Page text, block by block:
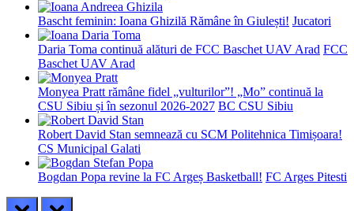
Bascht feminin: Ioana Ghizilă Rămâne în Giulești! Jucatori
Daria Toma continuă alături de FCC Baschet UAV Arad FCC
Baschet UAV Arad
Monyea Pratt rămâne fidel „vulturilor”! „Mo” continuă la
CSU Sibiu și în sezonul 2026-2027 BC CSU Sibiu
Robert David Stan semnează cu SCM Politehnica Timișoara!
CS Municipal Galati
Bogdan Popa revine la FC Argeș Basketball! FC Arges Pitesti
prev next